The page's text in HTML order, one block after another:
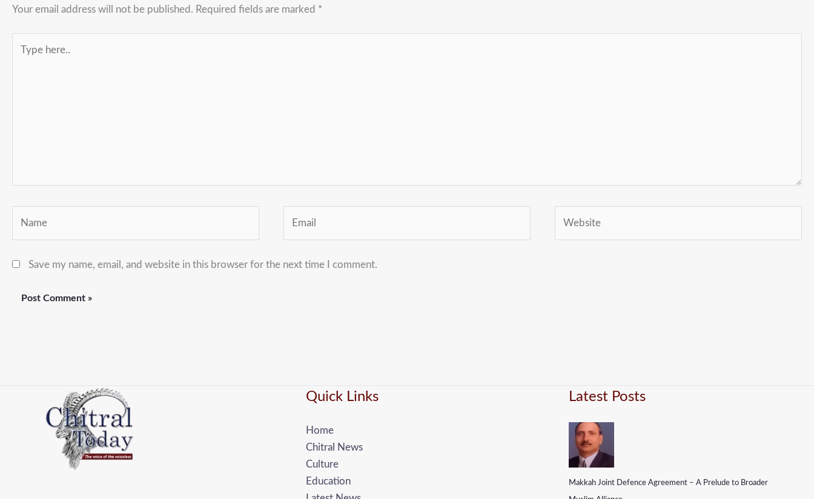
Your email address will not be published. Required fields are marked *
here..
Save my name, email, and website in this browser for the next time I comment.
Quick Links
Home
Chitral News
Culture
Education
Latest Posts
Makkah Joint Defence Agreement – A Prelude to Broader